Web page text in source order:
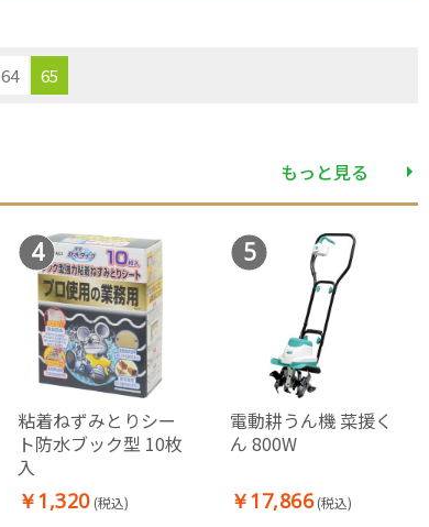
64 65
もっと見る
4
粘着ねずみとりシー
ト防水ブック型 10枚
入
￥1,320 (税込)
5
電動耕うん機 菜援く
ん 800W
￥17,866 (税込)